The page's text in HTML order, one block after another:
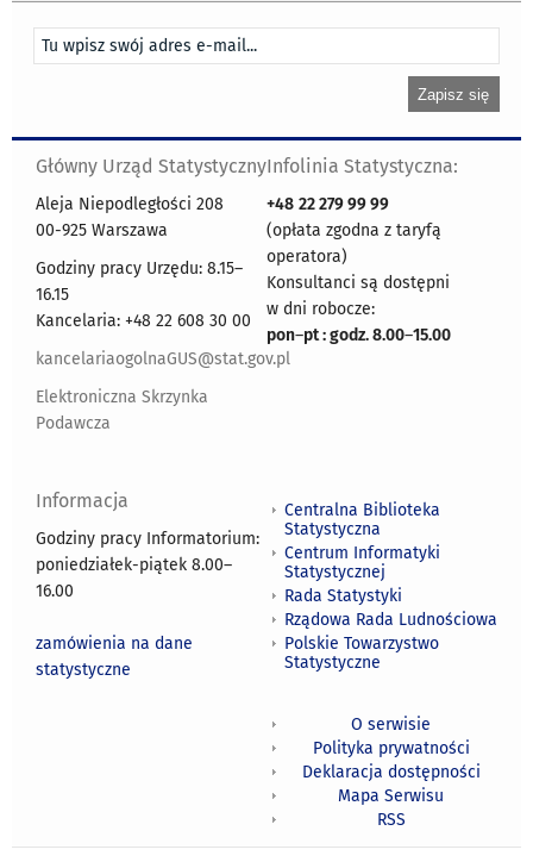
Główny Urząd Statystyczny
Aleja Niepodległości 208
00-925 Warszawa
Godziny pracy Urzędu: 8.15–
16.15
Kancelaria: +48 22 608 30 00
kancelariaogolnaGUS@stat.gov.pl
Elektroniczna Skrzynka
Podawcza
Infolinia Statystyczna:
+48 22 279 99 99
(opłata zgodna z taryfą
operatora)
Konsultanci są dostępni
w dni robocze:
pon–pt : godz. 8.00–15.00
Informacja
Godziny pracy Informatorium:
poniedziałek-piątek 8.00–
16.00
zamówienia na dane
statystyczne
Centralna Biblioteka
Statystyczna
Centrum Informatyki
Statystycznej
Rada Statystyki
Rządowa Rada Ludnościowa
Polskie Towarzystwo
Statystyczne
O serwisie
Polityka prywatności
Deklaracja dostępności
Mapa Serwisu
RSS